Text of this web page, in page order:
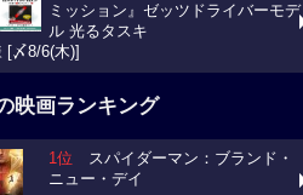
ミッション』ゼッツドライバーモデ
ル 光るタスキ
[〆8/6(木)]
映画ランキング
1位 スパイダーマン：ブランド・
ニュー・デイ